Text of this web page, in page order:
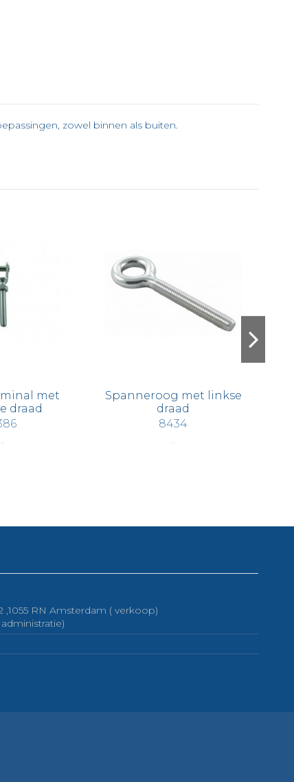
zowel binnen als buiten.
met
draad
Spanneroog met linkse
draad
8434
,1055 RN Amsterdam ( verkoop)